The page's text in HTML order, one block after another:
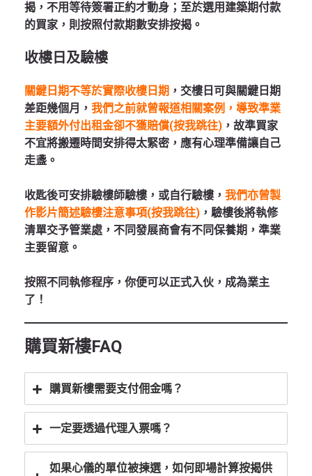
揭，不用等待簽署正約才動身；至於選用建築期付款
的買家，則按照付款期數安排按揭。
收樓日及驗樓
關鍵日期不等於實際收樓日期 ，交樓日可與關鍵日期
差距幾個月， 我們之前就曾報道相關案例，導致準業
主要額外付出租金卻不獲賠償(按我跳往) ，故準買家
不宜將搬遷時間安排得太緊密，應有心理準備讓自己
走盞。
收匙後可安排驗樓師驗樓，或自行驗樓， 我們亦曾製
作影片簡述驗樓注意事項(按我跳往) ，驗樓後將執修
清單交予管業處，不同發展商會有不同保養期，準業
主要留意。
按照不同執修程序，你便可以正式入伙，成為業主
了！
購買新樓FAQ
購買新樓需要支付佣金嗎？
一定要透過代理入票嗎？
如果心儀的單位被揀選，如何即場計算按揭供